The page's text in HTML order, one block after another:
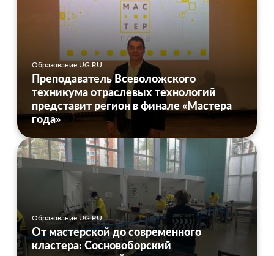
Образование UG.RU
Преподаватель Всеволожского
техникума отраслевых технологий
представит регион в финале «Мастера
года»
Образование UG.RU
От мастерской до современного
кластера: Сосновоборский